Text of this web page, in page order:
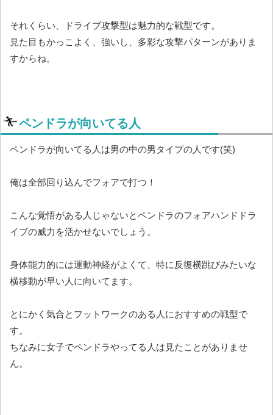
それくらい、ドライブ攻撃型は魅力的な戦型です。
見た目もかっこよく、強いし、多彩な攻撃パターンがありま
すからね。
ペンドラが向いてる人
ペンドラが向いてる人は男の中の男タイプの人です(笑)
俺は全部回り込んでフォアで打つ！
こんな覚悟がある人じゃないとペンドラのフォアハンドドラ
イブの威力を活かせないでしょう。
身体能力的には運動神経がよくて、特に反復横跳びみたいな
横移動が早い人に向いてます。
とにかく気合とフットワークのある人におすすめの戦型で
す。
ちなみに女子でペンドラやってる人は見たことがありませ
ん。